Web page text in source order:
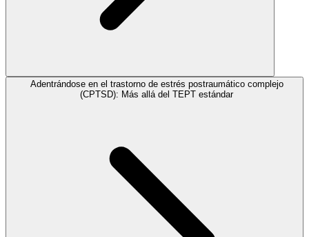
Adentrándose en el trastorno de estrés postraumático complejo
(CPTSD): Más allá del TEPT estándar